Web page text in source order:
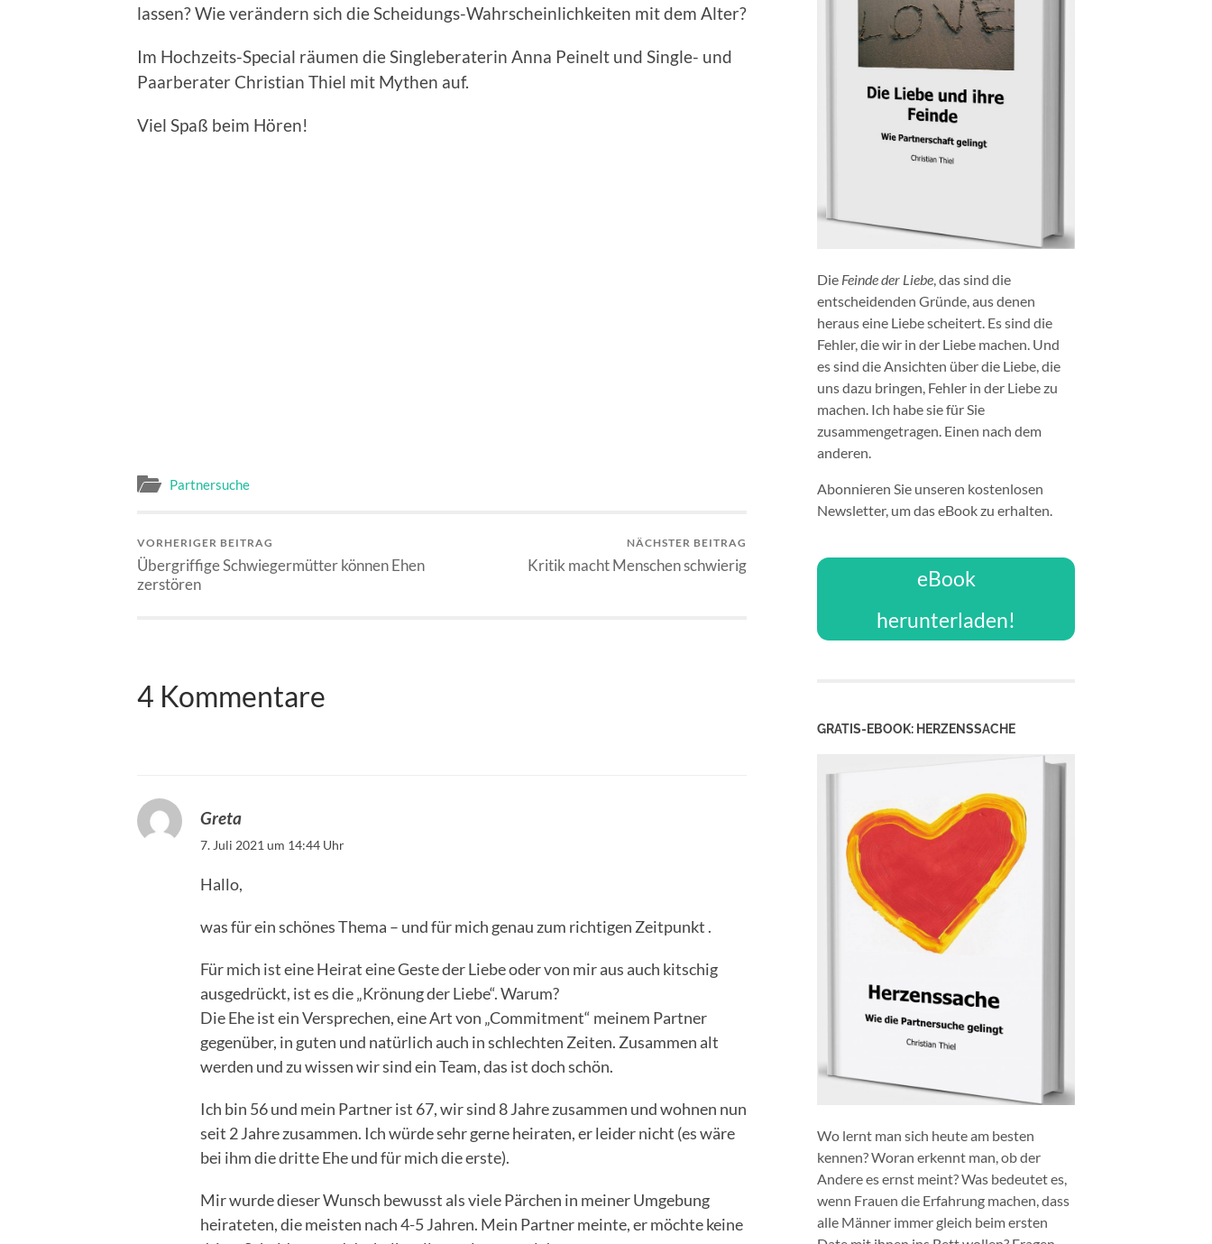
lassen? Wie verändern sich die Scheidungs-Wahrscheinlichkeiten mit dem Alter?
Im Hochzeits-Special räumen die Singleberaterin Anna Peinelt und Single- und
Paarberater Christian Thiel mit Mythen auf.
Viel Spaß beim Hören!
Partnersuche
VORHERIGER BEITRAG
Übergriffige Schwiegermütter können Ehen
zerstören
NÄCHSTER BEITRAG
Kritik macht Menschen schwierig
4 Kommentare
Greta
7. Juli 2021 um 14:44 Uhr
Hallo,
was für ein schönes Thema – und für mich genau zum richtigen Zeitpunkt .
Für mich ist eine Heirat eine Geste der Liebe oder von mir aus auch kitschig
ausgedrückt, ist es die „Krönung der Liebe“. Warum?
Die Ehe ist ein Versprechen, eine Art von „Commitment“ meinem Partner
gegenüber, in guten und natürlich auch in schlechten Zeiten. Zusammen alt
werden und zu wissen wir sind ein Team, das ist doch schön.
Ich bin 56 und mein Partner ist 67, wir sind 8 Jahre zusammen und wohnen nun
seit 2 Jahre zusammen. Ich würde sehr gerne heiraten, er leider nicht (es wäre
bei ihm die dritte Ehe und für mich die erste).
Mir wurde dieser Wunsch bewusst als viele Pärchen in meiner Umgebung
heirateten, die meisten nach 4-5 Jahren. Mein Partner meinte, er möchte keine
Die Feinde der Liebe , das sind die
entscheidenden Gründe, aus denen
heraus eine Liebe scheitert. Es sind die
Fehler, die wir in der Liebe machen. Und
es sind die Ansichten über die Liebe, die
uns dazu bringen, Fehler in der Liebe zu
machen. Ich habe sie für Sie
zusammengetragen. Einen nach dem
anderen.
Abonnieren Sie unseren kostenlosen
Newsletter, um das eBook zu erhalten.
eBook
herunterladen!
GRATIS-EBOOK: HERZENSSACHE
Wo lernt man sich heute am besten
kennen? Woran erkennt man, ob der
Andere es ernst meint? Was bedeutet es,
wenn Frauen die Erfahrung machen, dass
alle Männer immer gleich beim ersten